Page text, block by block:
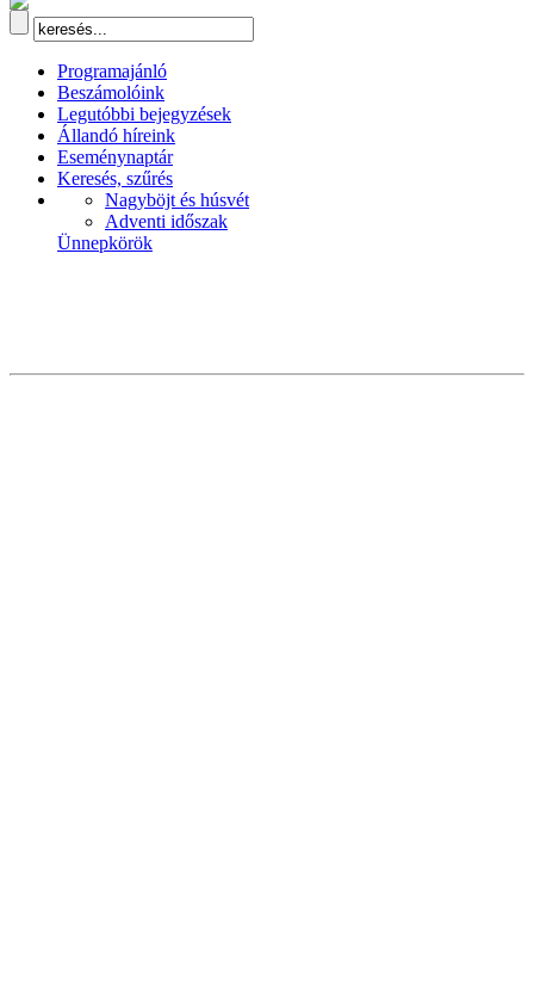
Programajánló
Beszámolóink
Legutóbbi bejegyzések
Állandó híreink
Eseménynaptár
Keresés, szűrés
Nagyböjt és húsvét
Adventi időszak
Ünnepkörök